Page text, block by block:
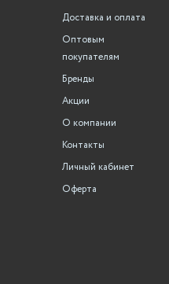
Доставка и оплата
Оптовым
покупателям
Бренды
Акции
О компании
Контакты
Личный кабинет
Оферта